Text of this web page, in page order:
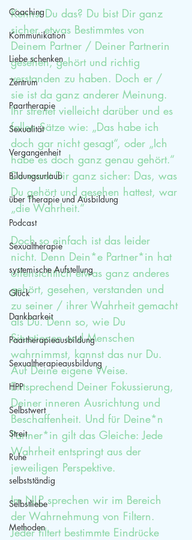
Coaching
Kommunikation
Liebe schenken
Zentrum
Paartherapie
Sexualität
Vergangenheit
Bildungsurlaub
über Therapie und Ausbildung
Podcast
Sexualtherapie
systemische Aufstellung
Glück
Dankbarkeit
Paartherapieausbildung
Sexualtherapieausbildung
HPP
Selbstwert
Streit
Ruhe
selbstständig
Selbstliebe
Methoden
Kennst Du das? Du bist Dir ganz
sicher, etwas Bestimmtes von
Deinem Partner / Deiner Partnerin
gesehen, gehört und richtig
verstanden zu haben. Doch er /
sie ist da ganz anderer Meinung.
Ihr streitet vielleicht darüber und es
fallen Sätze wie: „Das habe ich
doch gar nicht gesagt“, oder „Ich
habe es doch ganz genau gehört.“
Du warst Dir ganz sicher: Das, was
Du gehört und gesehen hattest, war
„die Wahrheit.“
Doch so einfach ist das leider
nicht. Denn Dein*e Partner*in hat
offensichtlich etwas ganz anderes
gehört, gesehen, verstanden und
zu seiner / ihrer Wahrheit gemacht
als Du. Denn so, wie Du
Situationen und Menschen
wahrnimmst, kannst das nur Du.
Auf Deine eigene Weise.
Entsprechend Deiner Fokussierung,
Deiner inneren Ausrichtung und
Beschaffenheit. Und für Deine*n
Partner*in gilt das Gleiche: Jede
Wahrheit entspringt aus der
jeweiligen Perspektive.
Im NLP sprechen wir im Bereich
der Wahrnehmung von Filtern.
Jeder filtert bestimmte Eindrücke